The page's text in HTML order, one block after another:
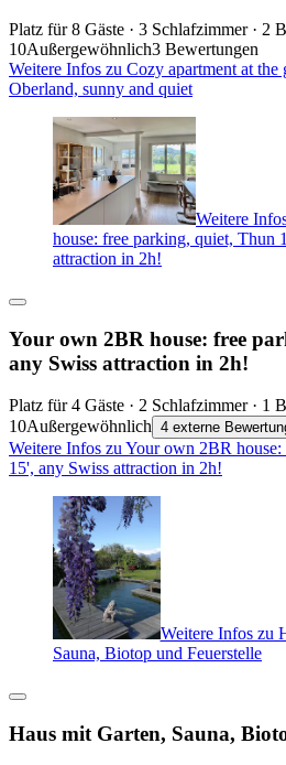
Platz für 8 Gäste · 3 Schlafzimmer · 2
10Außergewöhnlich3 Bewertungen
Weitere Infos zu Cozy apartment at the
Oberland, sunny and quiet
Weitere
house: free parking, quiet, Thun
attraction in 2h!
Your own 2BR house: free
any Swiss attraction in 2h!
Platz für 4 Gäste · 2 Schlafzimmer · 1
10Außergewöhnlich 4 externe
Weitere Infos zu Your own 2BR
15', any Swiss attraction in 2h!
Weitere Infos zu
Sauna, Biotop und Feuerstelle
Haus mit Garten, Sauna,